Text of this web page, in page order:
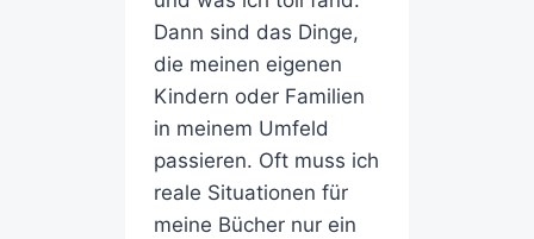
Dann sind das Dinge,
die meinen eigenen
Kindern oder Familien
in meinem Umfeld
passieren. Oft muss ich
reale Situationen für
meine Bücher nur ein